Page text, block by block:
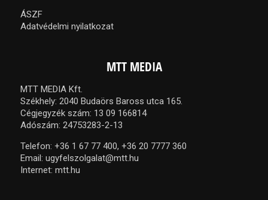
ÁSZF
Adatvédelmi nyilatkozat
MTT MEDIA
MTT MEDIA Kft.
Székhely: 2040 Budaörs Baross utca 165.
Cégjegyzék szám: 13 09 166814
Adószám: 24753283-2-13
Telefon: +36 1 67 77 400, +36 20 7777 360
Email: ugyfelszolgalat@mtt.hu
Internet: mtt.hu